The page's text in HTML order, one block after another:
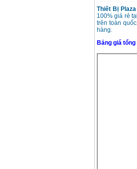
Thiết Bị
100% giá rẻ
trên toàn
hàng.
Bảng giá